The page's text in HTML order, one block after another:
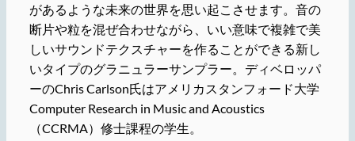
があるような未来の世界を思い起こさせます。音の
断片や粒を混ぜ合わせながら、いい意味で複雑で美
しいサウンドテクスチャーを作ることができる新し
いタイプのグラニュラーサンプラー。ディベロッパ
ーのChris Carlson氏はアメリカスタンフォード大学
Computer Research in Music and Acoustics
（CCRMA）修士課程の学生。